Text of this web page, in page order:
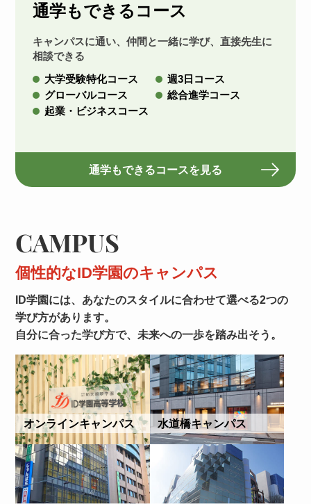
通学もできるコース
キャンパスに通い、仲間と一緒に学び、直接先生に
相談できる
大学受験特化コース
週3日コース
グローバルコース
総合進学コース
起業・ビジネスコース
通学もできるコースを見る
CAMPUS
個性的なID学園のキャンパス
ID学園には、あなたのスタイルに合わせて選べる2つの
学び方があります。
自分に合った学び方で、未来への一歩を踏み出そう。
オンラインキャンパス 水道橋キャンパス